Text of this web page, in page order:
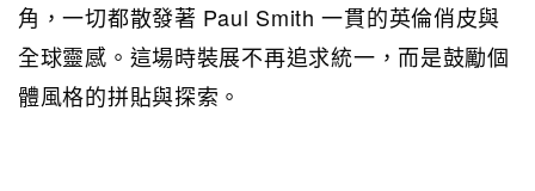
角，一切都散發著 Paul Smith 一貫的英倫俏皮與
全球靈感。這場時裝展不再追求統一，而是鼓勵個
體風格的拼貼與探索。